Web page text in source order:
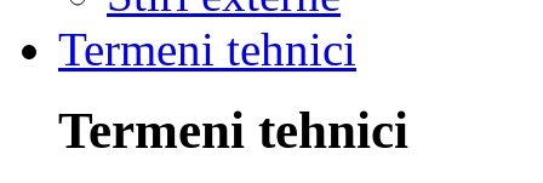
Termeni tehnici
Termeni tehnici